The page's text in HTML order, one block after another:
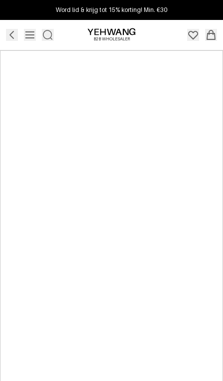
Word lid & krijg tot 15% korting! Min. €30
B2B WHOLESALER